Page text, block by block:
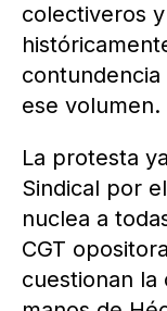
colectiveros
ese volumen.
La protesta
Sindical por
nuclea a
CGT
cuestionan la